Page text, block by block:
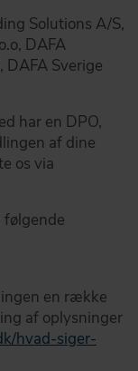
Solutions A/S,
DAFA
DAFA Sverige
har en DPO,
af dine
os via
følgende
en række
af oplysninger
hvad-siger-